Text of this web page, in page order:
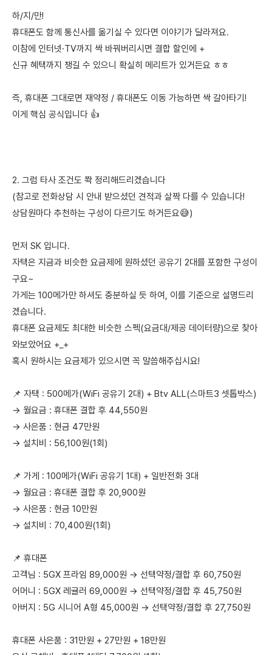
하/지/만!
휴대폰도 함께 통신사를 옮기실 수 있다면 이야기가 달라져요.
이참에 인터넷·TV까지 싹 바꿔버리시면 결합 할인에 +
신규 혜택까지 챙길 수 있으니 확실히 메리트가 있거든요 ㅎㅎ
즉, 휴대폰 그대로면 재약정 / 휴대폰도 이동 가능하면 싹 갈아타기!
이게 핵심 공식입니다 👍
2. 그럼 타사 조건도 쫙 정리해드리겠습니다
(참고로 전화상담 시 안내 받으셨던 견적과 살짝 다를 수 있습니다!
상담원마다 추천하는 구성이 다르기도 하거든요😅)
먼저 SK 입니다.
자택은 지금과 비슷한 요금제에 원하셨던 공유기 2대를 포함한 구성이
구요~
가게는 100메가만 하셔도 충분하실 듯 하여, 이를 기준으로 설명드리
겠습니다.
휴대폰 요금제도 최대한 비슷한 스펙(요금대/제공 데이터량)으로 찾아
와보았어요 +_+
혹시 원하시는 요금제가 있으시면 꼭 말씀해주십시요!
📌 자택 : 500메가(WiFi 공유기 2대) + Btv ALL(스마트3 셋톱박스)
→ 월요금 : 휴대폰 결합 후 44,550원
→ 사은품 : 현금 47만원
→ 설치비 : 56,100원(1회)
📌 가게 : 100메가(WiFi 공유기 1대) + 일반전화 3대
→ 월요금 : 휴대폰 결합 후 20,900원
→ 사은품 : 현금 10만원
→ 설치비 : 70,400원(1회)
📌 휴대폰
고객님 : 5GX 프라임 89,000원 → 선택약정/결합 후 60,750원
어머니 : 5GX 레귤러 69,000원 → 선택약정/결합 후 45,750원
아버지 : 5G 시니어 A형 45,000원 → 선택약정/결합 후 27,750원
휴대폰 사은품 : 31만원 + 27만원 + 18만원